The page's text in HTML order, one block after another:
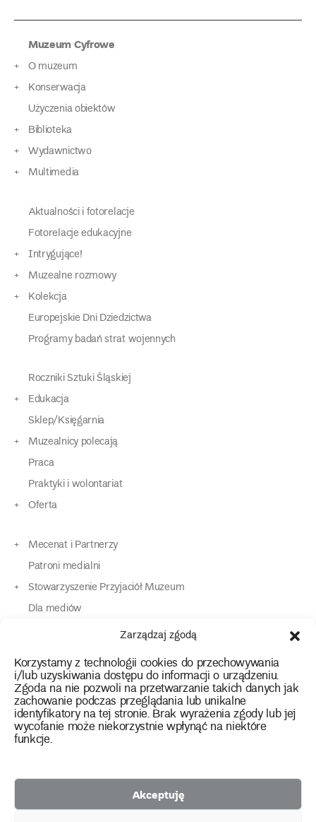
Zarządzaj zgodą
Korzystamy z technologii cookies do przechowywania
i/lub uzyskiwania dostępu do informacji o urządzeniu.
Zgoda na nie pozwoli na przetwarzanie takich danych jak
zachowanie podczas przeglądania lub unikalne
identyfikatory na tej stronie. Brak wyrażenia zgody lub jej
wycofanie może niekorzystnie wpłynąć na niektóre
funkcje.
Akceptuję
Muzeum Cyfrowe
O muzeum
Konserwacja
Użyczenia obiektów
Biblioteka
Wydawnictwo
Multimedia
Aktualności i fotorelacje
Fotorelacje edukacyjne
Intrygujące!
Muzealne rozmowy
Kolekcja
Europejskie Dni Dziedzictwa
Programy badań strat wojennych
Roczniki Sztuki Śląskiej
Edukacja
Sklep/Księgarnia
Muzealnicy polecają
Praca
Praktyki i wolontariat
Oferta
Mecenat i Partnerzy
Patroni medialni
Stowarzyszenie Przyjaciół Muzeum
Dla mediów
Dla osób o specjalnych potrzebach
Kontakt
instagram
twitterfacebookyoutube
tiktok
2026 Copyright by Muzeum Narodowe we Wrocławiu
Polityka prywatności